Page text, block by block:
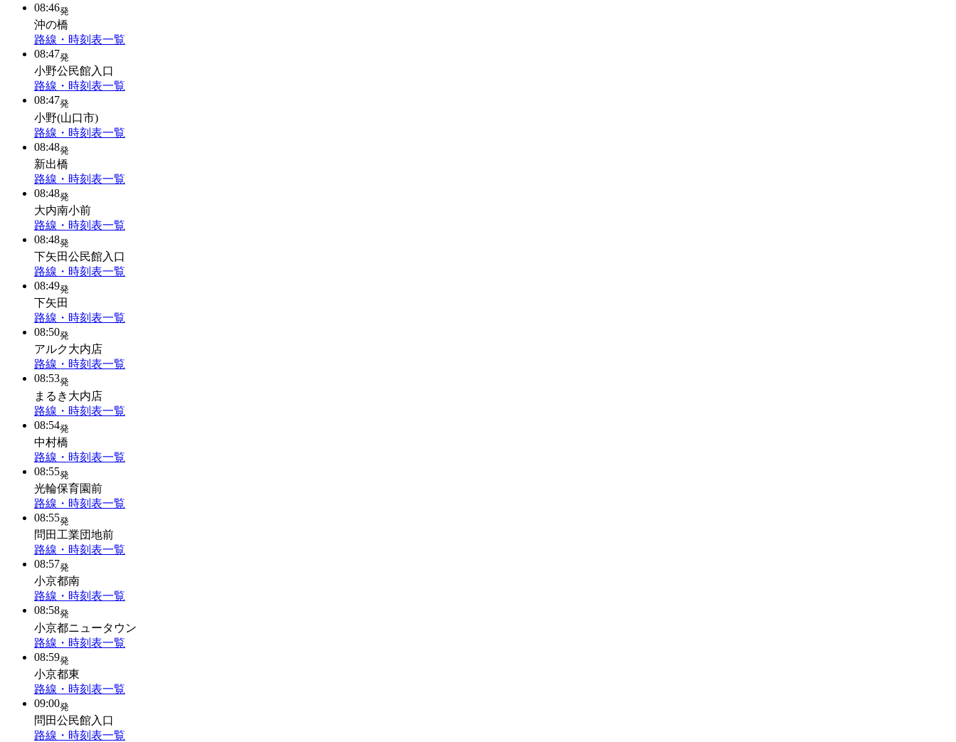
08:46発
沖の橋
路線・時刻表一覧
08:47発
小野公民館入口
路線・時刻表一覧
08:47発
小野(山口市)
路線・時刻表一覧
08:48発
新出橋
路線・時刻表一覧
08:48発
大内南小前
路線・時刻表一覧
08:48発
下矢田公民館入口
路線・時刻表一覧
08:49発
下矢田
路線・時刻表一覧
08:50発
アルク大内店
路線・時刻表一覧
08:53発
まるき大内店
路線・時刻表一覧
08:54発
中村橋
路線・時刻表一覧
08:55発
光輪保育園前
路線・時刻表一覧
08:55発
問田工業団地前
路線・時刻表一覧
08:57発
小京都南
路線・時刻表一覧
08:58発
小京都ニュータウン
路線・時刻表一覧
08:59発
小京都東
路線・時刻表一覧
09:00発
問田公民館入口
路線・時刻表一覧